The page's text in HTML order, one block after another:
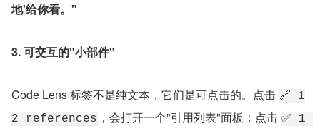
地'给你看。"
3. 可交互的"小部件"
Code Lens 标签不是纯文本，它们是可点击的。点击 🔗 1
2 references ，会打开一个"引用列表"面板；点击 ✅ 1